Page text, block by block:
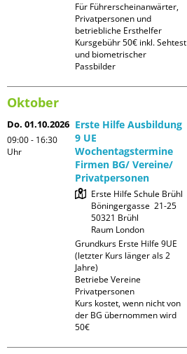
Für Führerscheinanwärter,
Privatpersonen und
betriebliche Ersthelfer
Kursgebühr 50€ inkl. Sehtest
und biometrischer
Passbilder
Oktober
Do. 01.10.2026
09:00 - 16:30
Uhr
Erste Hilfe Ausbildung
9 UE
Wochentagstermine
Firmen BG/ Vereine/
Privatpersonen
Erste Hilfe Schule Brühl
Böningergasse  21-25
50321 Brühl
Raum London
Grundkurs Erste Hilfe 9UE
(letzter Kurs länger als 2
Jahre)
Betriebe Vereine
Privatpersonen
Kurs kostet, wenn nicht von
der BG übernommen wird
50€